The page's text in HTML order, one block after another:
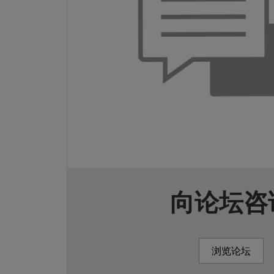
向论坛
浏览论坛